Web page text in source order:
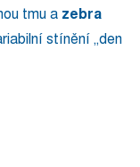
tmu a zebra
stínění „den